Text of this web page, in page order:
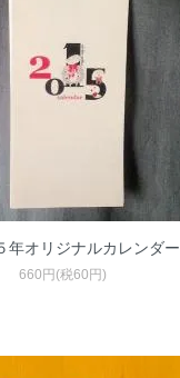
年オリジナルカレンダー
660円(税60円)